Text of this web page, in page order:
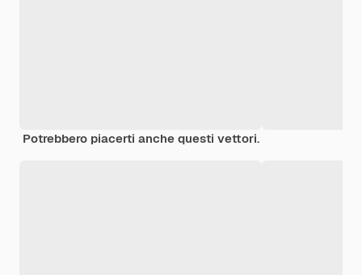
Potrebbero piacerti anche questi vettori.